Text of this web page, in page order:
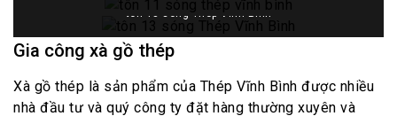
tôn 13 sóng Thép Vĩnh Bình
Gia công xà gồ thép
Xà gồ thép là sản phẩm của Thép Vĩnh Bình được nhiều
nhà đầu tư và quý công ty đặt hàng thường xuyên và